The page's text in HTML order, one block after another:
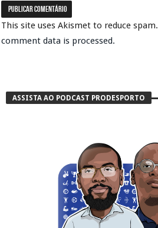
This site uses Akismet to reduce spam.
comment data is processed.
ASSISTA AO PODCAST PRODESPORTO